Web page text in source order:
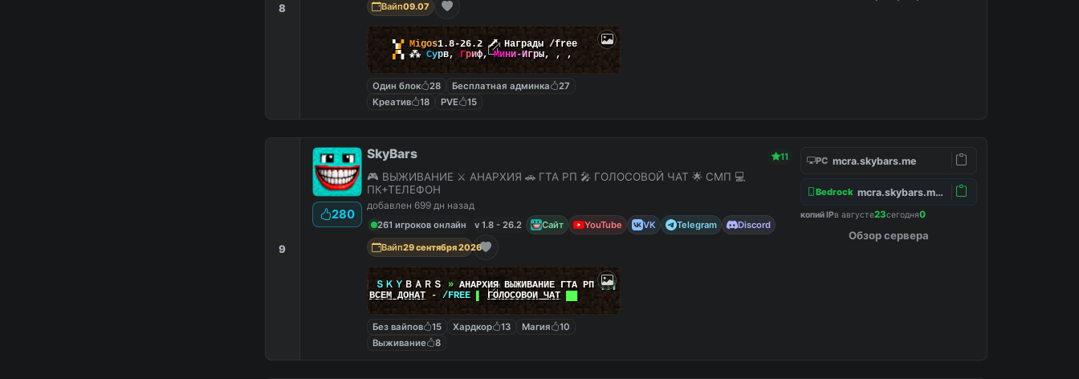
8
Вайп09.07
▚▞ Migos1.8-26.2 🗡 Награды /free
▞▚ ⁂ Сурв, Гриф,Мини-Игры, , ,
Один блок 28 Бесплатная админка
27
Креатив
18 PVE 15
9
280
SkyBars 11
🎮 ВЫЖИВАНИЕ ⚔️ АНАРХИЯ 🚗 ГТА РП 🎤 ГОЛОСОВОЙ ЧАТ 🌟 СМП 💻
ПК+ТЕЛЕФОН
добавлен 699 дн назад
261 игроков онлайн
v 1.8 - 26.2 Сайт YouTube VK Telegram
Discord
Вайп29 сентября 2026
ＳＫＹ ＢＡＲＳ » АНАРХИЯ ВЫЖИВАНИЕ ГТА РП|||
ВСЕМ ДОНАТ - /FREE ГОЛОСОВОЙ ЧАТ
Без вайпов 15 Хардкор 13 Магия
10
Выживание
8
PC mcra.skybars.me
Bedrock mcra.skybars.me:19132
копий IPв августе23сегодня0
Обзор сервера